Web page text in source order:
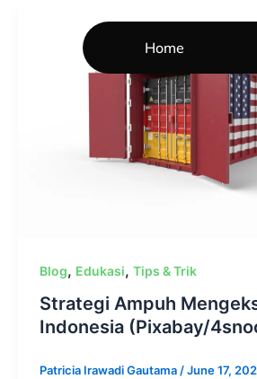
Home
Blog, Edukasi, Tips & Trik
Strategi Ampuh
Indonesia (Pixabay/
Patricia Irawadi Gautama/June 17,